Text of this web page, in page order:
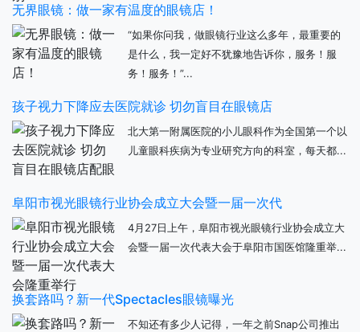
无界眼镜：做一家有温度的眼镜店！
“如果你问我，做眼镜行业这么多年，最重要的
是什么，我一定好不犹豫地告诉你，服务！服
务！服务！”...
孩子视力下降应去医院就诊 切勿盲目在眼镜店
北大第一附属医院的小儿眼科作为全国第一个以
儿童眼科疾病为专业研究方向的科室，每天都...
阜阳市视光眼镜行业协会成立大会暨一届一次代
4月27日上午，阜阳市视光眼镜行业协会成立大
会暨一届一次代表大会于阜阳市国医馆隆重举...
换套路吗？新一代Spectacles眼镜曝光
不知还有多少人记得，一年之前Snap公司推出